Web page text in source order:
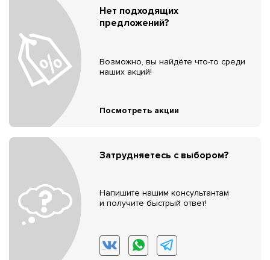
Нет подходящих
предложений?
Возможно, вы найдёте что-то среди
наших акций!
Посмотреть акции
Затрудняетесь с выбором?
Напишите нашим консультантам
и получите быстрый ответ!